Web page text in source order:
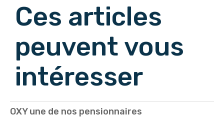
Ces articles
peuvent vous
intéresser
OXY une de nos pensionnaires